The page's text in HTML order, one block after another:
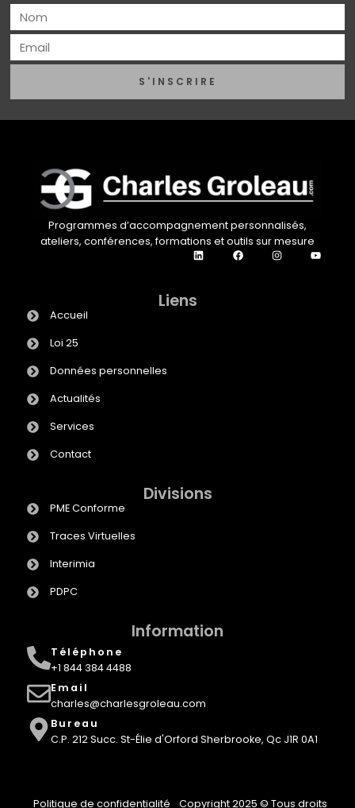
S'INSCRIRE
Programmes d’accompagnement personnalisés,
ateliers, conférences, formations et outils sur mesure
Liens
Accueil
Loi 25
Données personnelles
Actualités
Services
Contact
Divisions
PME Conforme
Traces Virtuelles
Interimia
PDPC
Information
Téléphone
+1 844 384 4488
Email
charles@charlesgroleau.com
Bureau
C.P. 212 Succ. St-Élie d'Orford Sherbrooke, Qc J1R 0A1
Politique de confidentialité Copyright 2025 © Tous droits